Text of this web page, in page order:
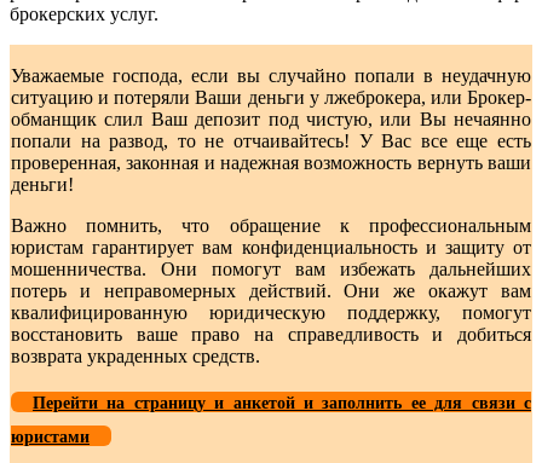
брокерских услуг.
Уважаемые господа, если вы случайно попали в неудачную
ситуацию и потеряли Ваши деньги у лжеброкера, или Брокер-
обманщик слил Ваш депозит под чистую, или Вы нечаянно
попали на развод, то не отчаивайтесь! У Вас все еще есть
проверенная, законная и надежная возможность вернуть ваши
деньги!
Важно помнить, что обращение к профессиональным
юристам гарантирует вам конфиденциальность и защиту от
мошенничества. Они помогут вам избежать дальнейших
потерь и неправомерных действий. Они же окажут вам
квалифицированную юридическую поддержку, помогут
восстановить ваше право на справедливость и добиться
возврата украденных средств.
Перейти на страницу и анкетой и заполнить ее для связи с
юристами